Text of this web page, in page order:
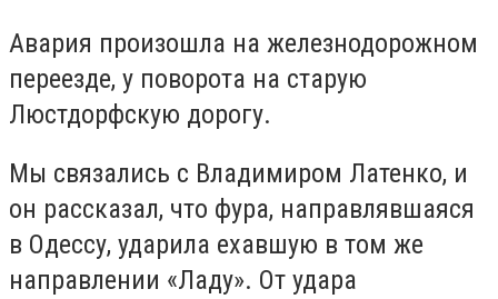
Авария произошла на железнодорожном
переезде, у поворота на старую
Люстдорфскую дорогу.
Мы связались с Владимиром Латенко, и
он рассказал, что фура, направлявшаяся
в Одессу, ударила ехавшую в том же
направлении «Ладу». От удара